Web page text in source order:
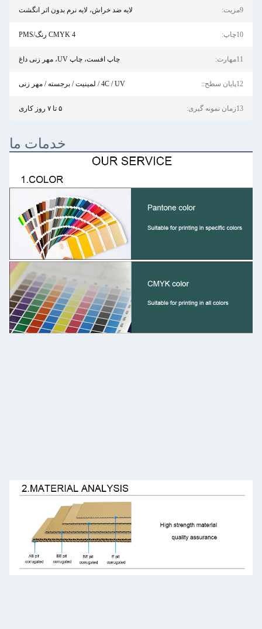
9مزیت: لایه ضد خراش، لایه نرم بدون اثر انگشت
10چاپ: CMYK 4 رنگ/PMS
11مهارت: چاپ افست، چاپ UV، مهر زنی داغ
12پایان سطح:: 4C / UV / لمینیت / برجسته / مهر زنی
13زمان نمونه گیری: ۵ تا ۷ روز کاری
خدمات ما